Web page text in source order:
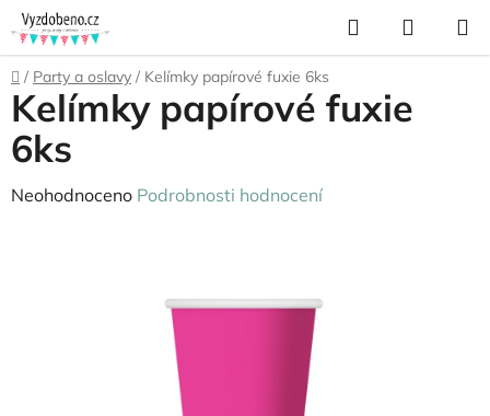
Přejít
na
obsah
Hledat
KOŠÍK
Domů
/ Party a oslavy / Kelímky papírové fuxie 6ks
Kelímky papírové fuxie
6ks
Průměrné
Neohodnoceno Podrobnosti hodnocení